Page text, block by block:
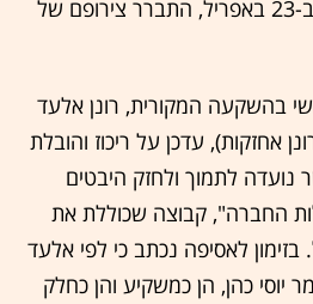
לזימון לאסיפה שתתקיים ב-23 באפריל, התברר צירופם של
בהשקעה המקורית, רונן אלעד
אחזקות), עדכן על ריכוז והובלת
לתמוך ולחזק היבטים
החברה", קבוצה שכוללת את
לאסיפה נכתב כי לפי אלעד
יוסי כהן, הן כמשקיע והן כחלק